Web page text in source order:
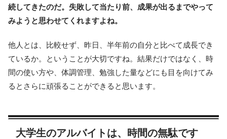
続してきたのだ。失敗して当たり前、成果が出るまでやって
みようと思わせてくれますよね。
他人とは、比較せず、昨日、半年前の自分と比べて成長でき
ているか。ということが大切ですね。結果だけではなく、時
間の使い方や、体調管理、勉強した量などにも目を向けてみ
るとさらに頑張ることができると思います。
大学生のアルバイトは、時間の無駄です